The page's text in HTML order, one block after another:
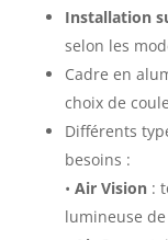
Installation
selon les
Cadre en
choix de
Différents
besoins :
• Air Vision:
lumineuse de